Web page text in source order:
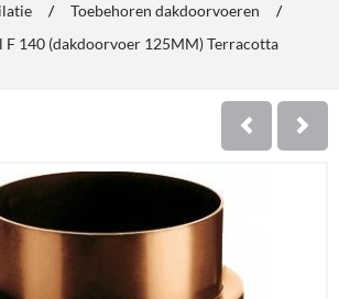
/ Toebehoren dakdoorvoeren
/
F 140 (dakdoorvoer 125MM) Terracotta